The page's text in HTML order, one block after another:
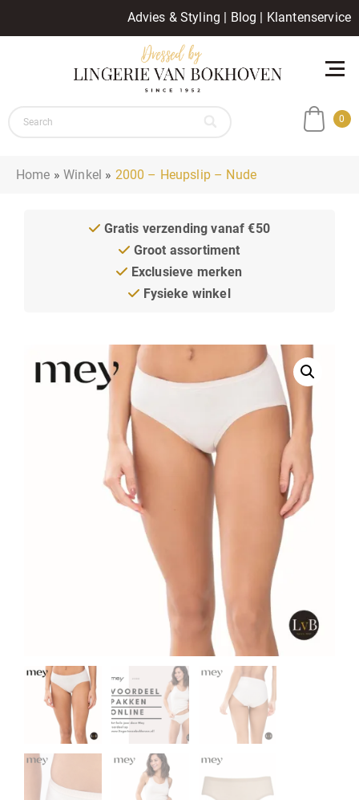
Advies & Styling | Blog | Klantenservice
0
Home »Winkel » 2000 – Heupslip – Nude
Gratis verzending vanaf €50
Groot assortiment
Exclusieve merken
Fysieke winkel